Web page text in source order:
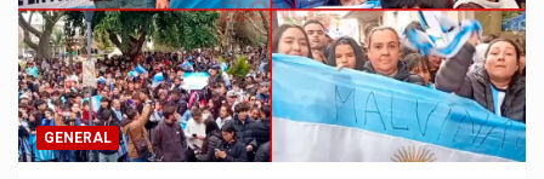
GENERAL